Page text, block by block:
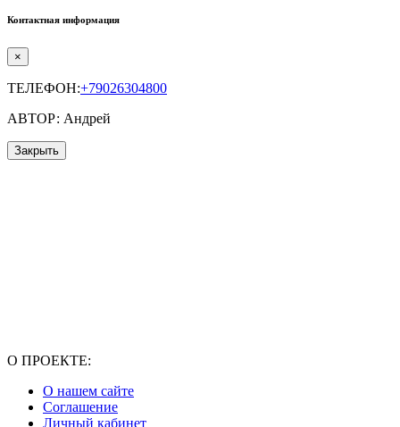
Контактная информация
×
ТЕЛЕФОН:+79026304800
АВТОР: Андрей
Закрыть
О ПРОЕКТЕ:
О нашем сайте
Соглашение
Личный кабинет